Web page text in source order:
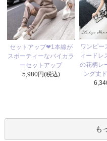
セットアップ❤1本線が
スポーティーなバイカラ
ーセットアップ
5,980円(税込)
ワンピー
ィード
の花柄レ
ング丈
も